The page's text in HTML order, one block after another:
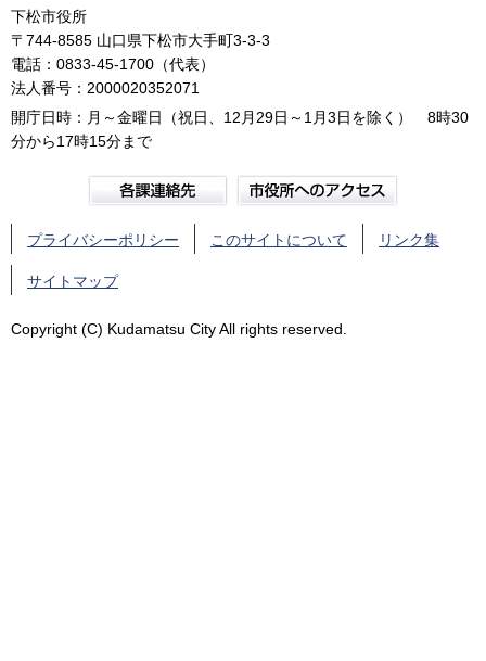
下松市役所
〒744-8585 山口県下松市大手町3-3-3
電話：0833-45-1700（代表）
法人番号：2000020352071
開庁日時：月～金曜日（祝日、12月29日～1月3日を除く） 8時30
分から17時15分まで
プライバシーポリシー このサイトについて リンク集
サイトマップ
Copyright (C) Kudamatsu City All rights reserved.